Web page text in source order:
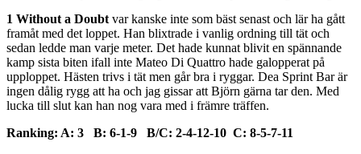
1 Without a Doubt var kanske inte som bäst senast och lär ha gått
framåt med det loppet. Han blixtrade i vanlig ordning till tät och
sedan ledde man varje meter. Det hade kunnat blivit en spännande
kamp sista biten ifall inte Mateo Di Quattro hade galopperat på
upploppet. Hästen trivs i tät men går bra i ryggar. Dea Sprint Bar är
ingen dålig rygg att ha och jag gissar att Björn gärna tar den. Med
lucka till slut kan han nog vara med i främre träffen.
Ranking: A: 3 B: 6-1-9 B/C: 2-4-12-10 C: 8-5-7-11